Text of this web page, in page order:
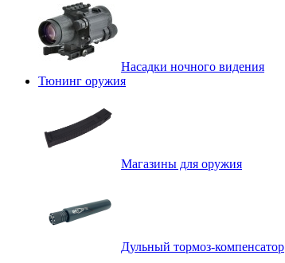
Насадки ночного видения
Тюнинг оружия
Магазины для оружия
Дульный тормоз-компенсатор